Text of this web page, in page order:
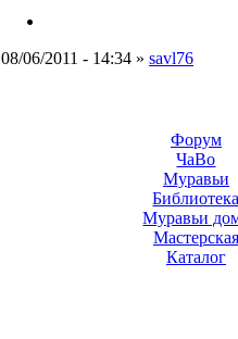
08/06/2011 - 14:34 » savl76
Форум
ЧаВо
Муравьи
Муравьи
Мастерская
Каталог